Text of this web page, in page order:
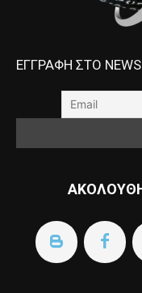
ΕΓΓΡΑΦΗ ΣΤΟ